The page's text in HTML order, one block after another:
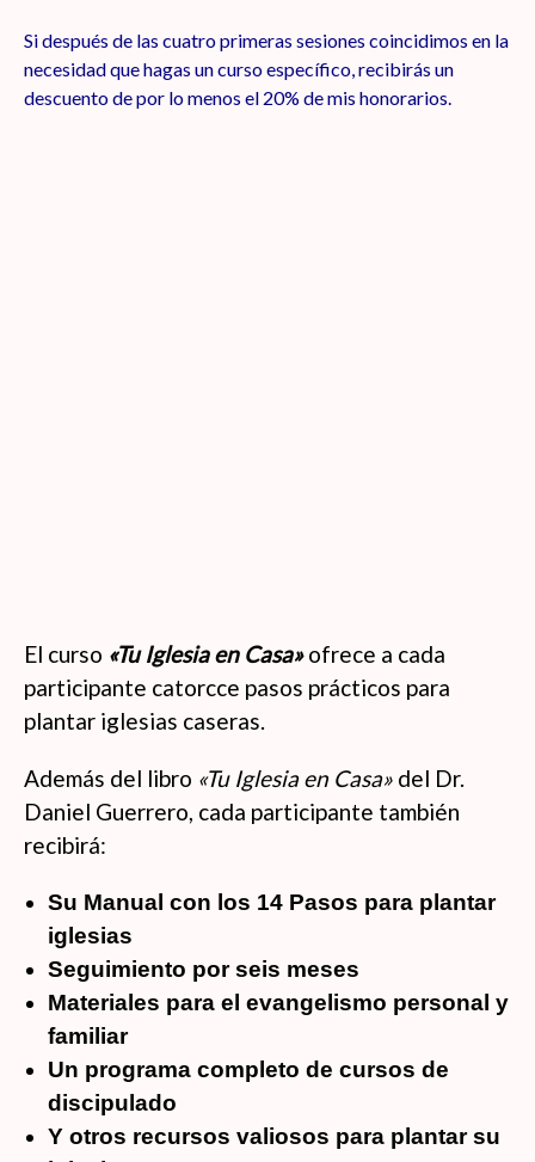
Si después de las cuatro primeras sesiones coincidimos en la
necesidad que hagas un curso específico, recibirás un
descuento de por lo menos el 20% de mis honorarios.
El curso «Tu Iglesia en Casa»ofrece a cada
participante catorcce pasos prácticos para
plantar iglesias caseras.
Además del libro «Tu Iglesia en Casa» del Dr.
Daniel Guerrero, cada participante también
recibirá:
Su Manual con los 14 Pasos para plantar
iglesias
Seguimiento por seis meses
Materiales para el evangelismo personal y
familiar
Un programa completo de cursos de
discipulado
Y otros recursos valiosos para plantar su